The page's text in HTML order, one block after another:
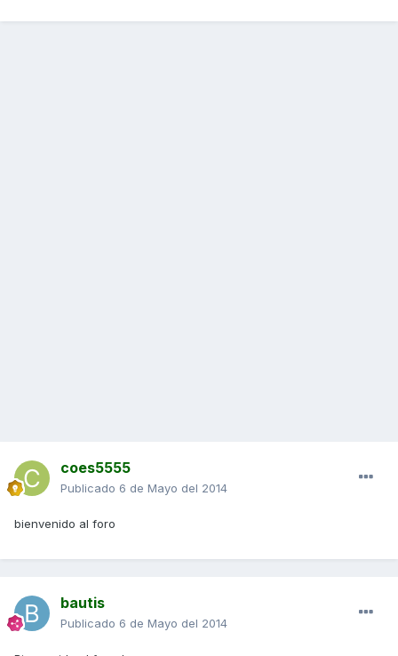
coes5555
Publicado 6 de Mayo del 2014
bienvenido al foro
bautis
Publicado 6 de Mayo del 2014